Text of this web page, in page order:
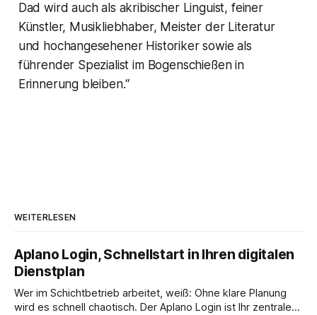
Dad wird auch als akribischer Linguist, feiner
Künstler, Musikliebhaber, Meister der Literatur
und hochangesehener Historiker sowie als
führender Spezialist im Bogenschießen in
Erinnerung bleiben.“
WEITERLESEN
Aplano Login, Schnellstart in Ihren digitalen
Dienstplan
Wer im Schichtbetrieb arbeitet, weiß: Ohne klare Planung
wird es schnell chaotisch. Der Aplano Login ist Ihr zentraler